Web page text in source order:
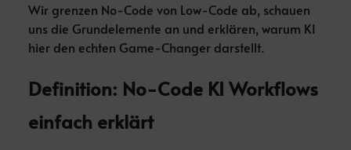
Wir grenzen No-Code von Low-Code ab, schauen
uns die Grundelemente an und erklären, warum KI
hier den echten Game-Changer darstellt.
Definition: No-Code KI Workflows
einfach erklärt